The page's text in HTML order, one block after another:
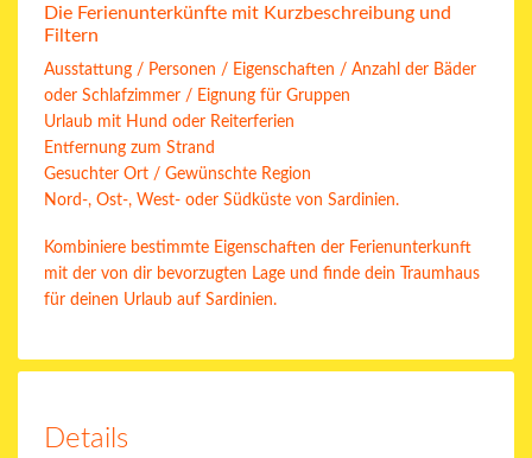
Die Ferienunterkünfte mit Kurzbeschreibung und
Filtern
Ausstattung / Personen / Eigenschaften / Anzahl der Bäder
oder Schlafzimmer / Eignung für Gruppen
Urlaub mit Hund oder Reiterferien
Entfernung zum Strand
Gesuchter Ort / Gewünschte Region
Nord-, Ost-, West- oder Südküste von Sardinien.
Kombiniere bestimmte Eigenschaften der Ferienunterkunft
mit der von dir bevorzugten Lage und finde dein Traumhaus
für deinen Urlaub auf Sardinien.
Details